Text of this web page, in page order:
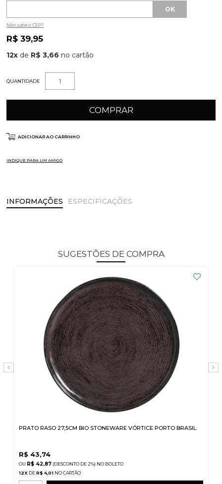
Não sabe o CEP?
R$ 39,95
12x de R$ 3,66
QUANTIDADE
COMPRAR
ADICIONAR AO CARRINHO
INDIQUE PARA UM AMIGO
INFORMAÇÕES ESPECIFICAÇÕES
SUGESTÕES DE COMPRA
PRATO RASO 27,5CM BIO STONEWARE VÓRTICE PORTO BRASIL
R$ 43,74
R$ 42,87 (DESCONTO DE2%) NO BOLETO
12X DER$ 4,01